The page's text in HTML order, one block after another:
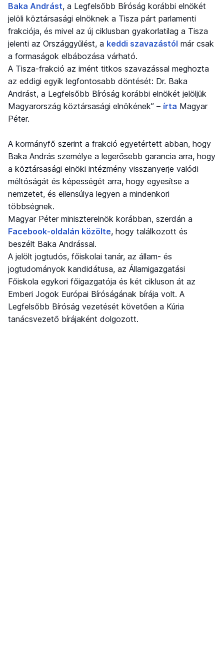
Baka Andrást, a Legfelsőbb Bíróság korábbi elnökét
jelöli köztársasági elnöknek a Tisza párt parlamenti
frakciója, és mivel az új ciklusban gyakorlatilag a Tisza
jelenti az Országgyűlést, a keddi szavazástól már csak
a formaságok elbábozása várható.
A Tisza-frakció az imént titkos szavazással meghozta
az eddigi egyik legfontosabb döntését: Dr. Baka
Andrást, a Legfelsőbb Bíróság korábbi elnökét jelöljük
Magyarország köztársasági elnökének” – írta Magyar
Péter.
A kormányfő szerint a frakció egyetértett abban, hogy
Baka András személye a legerősebb garancia arra, hogy
a köztársasági elnöki intézmény visszanyerje valódi
méltóságát és képességét arra, hogy egyesítse a
nemzetet, és ellensúlya legyen a mindenkori
többségnek.
Magyar Péter miniszterelnök korábban, szerdán a
Facebook-oldalán közölte, hogy találkozott és
beszélt Baka Andrással.
A jelölt jogtudós, főiskolai tanár, az állam- és
jogtudományok kandidátusa, az Államigazgatási
Főiskola egykori főigazgatója és két cikluson át az
Emberi Jogok Európai Bíróságának bírája volt. A
Legfelsőbb Bíróság vezetését követően a Kúria
tanácsvezető bírájaként dolgozott.